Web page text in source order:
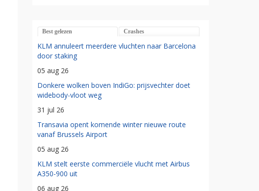
Best gelezen Crashes
KLM annuleert meerdere vluchten naar Barcelona
door staking
05 aug 26
Donkere wolken boven IndiGo: prijsvechter doet
widebody-vloot weg
31 jul 26
Transavia opent komende winter nieuwe route
vanaf Brussels Airport
05 aug 26
KLM stelt eerste commerciële vlucht met Airbus
A350-900 uit
06 aug 26